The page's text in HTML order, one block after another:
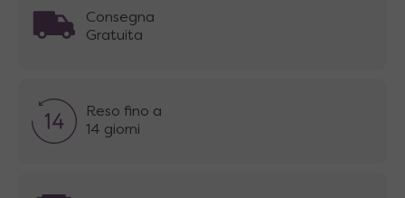
Consegna
Gratuita
Reso fino a
14 giorni